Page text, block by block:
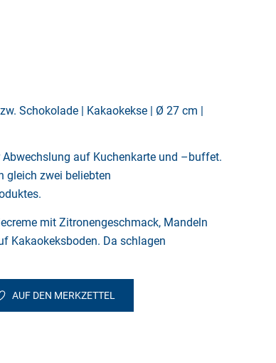
Schokolade | Kakaokekse | Ø 27 cm |
auf Kuchenkarte und –buffet.
gleich zwei beliebten
mit Zitronengeschmack, Mandeln
Kakaokeksboden. Da schlagen
AUF DEN MERKZETTEL